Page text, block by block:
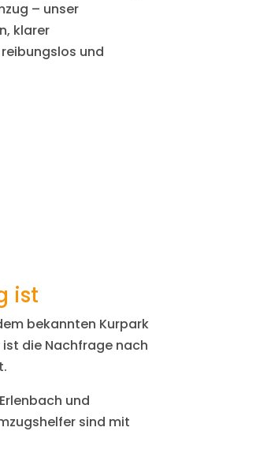
– unser
klarer
reibungslos und
ist
bekannten Kurpark
die Nachfrage nach
und
sind mit